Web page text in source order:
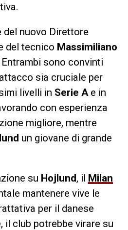
del nuovo Direttore
del tecnico Massimiliano
sono convinti
sia cruciale per
livelli in Serie Ae in
con esperienza
migliore, mentre
un giovane di grande
su Hojlund, il Milan
mantenere vive le
per il danese
il club potrebbe virare su